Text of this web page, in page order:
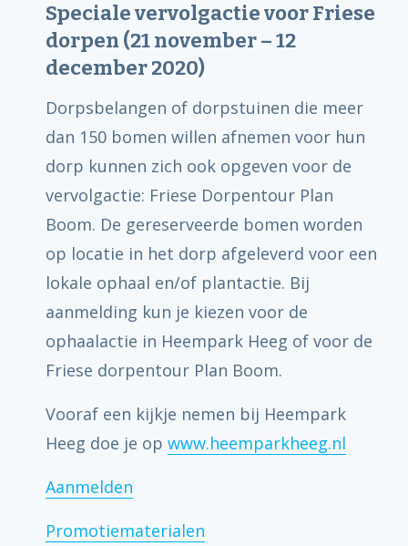
Speciale vervolgactie voor Friese
dorpen (21 november – 12
december 2020)
Dorpsbelangen of dorpstuinen die meer
dan 150 bomen willen afnemen voor hun
dorp kunnen zich ook opgeven voor de
vervolgactie: Friese Dorpentour Plan
Boom. De gereserveerde bomen worden
op locatie in het dorp afgeleverd voor een
lokale ophaal en/of plantactie. Bij
aanmelding kun je kiezen voor de
ophaalactie in Heempark Heeg of voor de
Friese dorpentour Plan Boom.
Vooraf een kijkje nemen bij Heempark
Heeg doe je op www.heemparkheeg.nl
Aanmelden
Promotiematerialen